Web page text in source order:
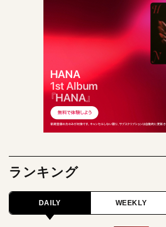
ランキング
DAILY WEEKLY